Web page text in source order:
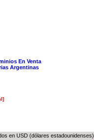
En Venta
Argentinas
en USD (dólares estadounidenses)